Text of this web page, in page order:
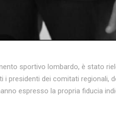
sportivo lombardo, è stato
i presidenti dei comitati regionali,
espresso la propria fiducia